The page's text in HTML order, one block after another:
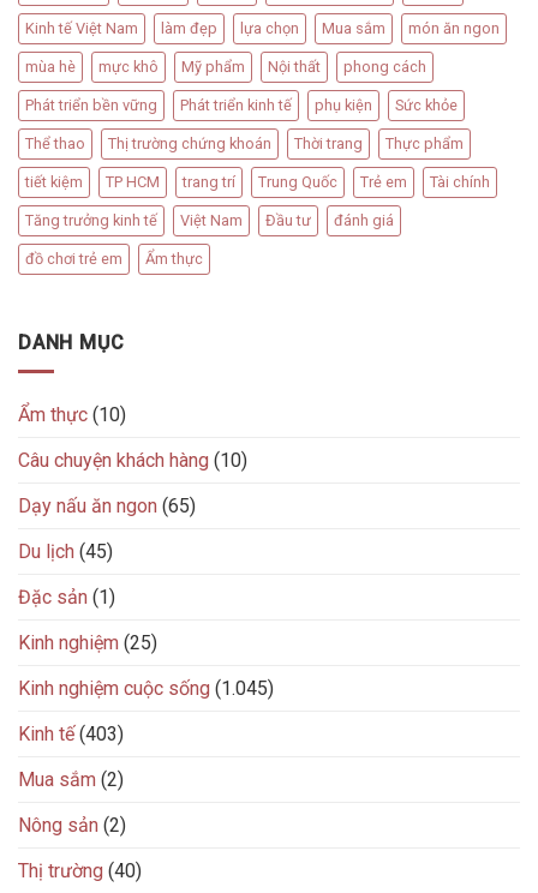
Kinh tế Việt Nam làm đẹp lựa chọn Mua sắm món ăn ngon
mùa hè mực khô Mỹ phẩm Nội thất phong cách
Phát triển bền vững Phát triển kinh tế phụ kiện Sức khỏe
Thể thao Thị trường chứng khoán Thời trang Thực phẩm
tiết kiệm TP HCM trang trí Trung Quốc Trẻ em Tài chính
Tăng trưởng kinh tế Việt Nam Đầu tư đánh giá
đồ chơi trẻ em Ẩm thực
DANH MỤC
Ẩm thực (10)
Câu chuyện khách hàng (10)
Dạy nấu ăn ngon (65)
Du lịch (45)
Đặc sản (1)
Kinh nghiệm (25)
Kinh nghiệm cuộc sống (1.045)
Kinh tế(403)
Mua sắm (2)
Nông sản (2)
Thị trường (40)